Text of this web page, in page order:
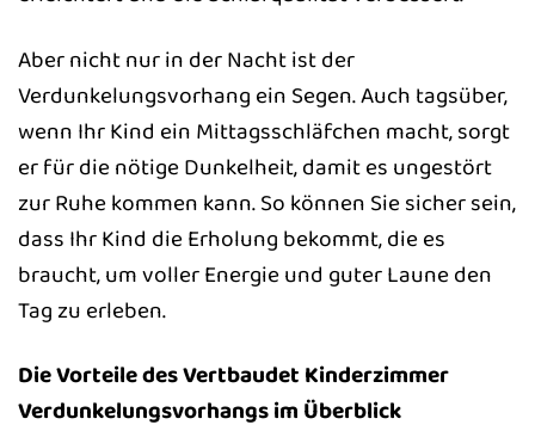
Aber nicht nur in der Nacht ist der
Verdunkelungsvorhang ein Segen. Auch tagsüber,
wenn Ihr Kind ein Mittagsschläfchen macht, sorgt
er für die nötige Dunkelheit, damit es ungestört
zur Ruhe kommen kann. So können Sie sicher sein,
dass Ihr Kind die Erholung bekommt, die es
braucht, um voller Energie und guter Laune den
Tag zu erleben.
Die Vorteile des Vertbaudet Kinderzimmer
Verdunkelungsvorhangs im Überblick